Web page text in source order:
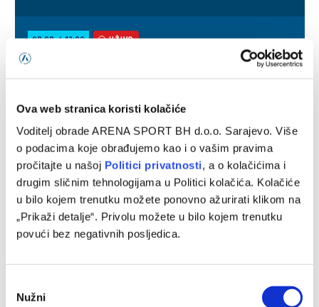
Ova web stranica koristi kolačiće
Voditelj obrade ARENA SPORT BH d.o.o. Sarajevo. Više
o podacima koje obrađujemo kao i o vašim pravima
pročitajte u našoj Politici privatnosti, a o kolačićima i
drugim sličnim tehnologijama u Politici kolačića. Kolačiće
u bilo kojem trenutku možete ponovno ažurirati klikom na
„Prikaži detalje“. Privolu možete u bilo kojem trenutku
povući bez negativnih posljedica.
Selection
Nužni